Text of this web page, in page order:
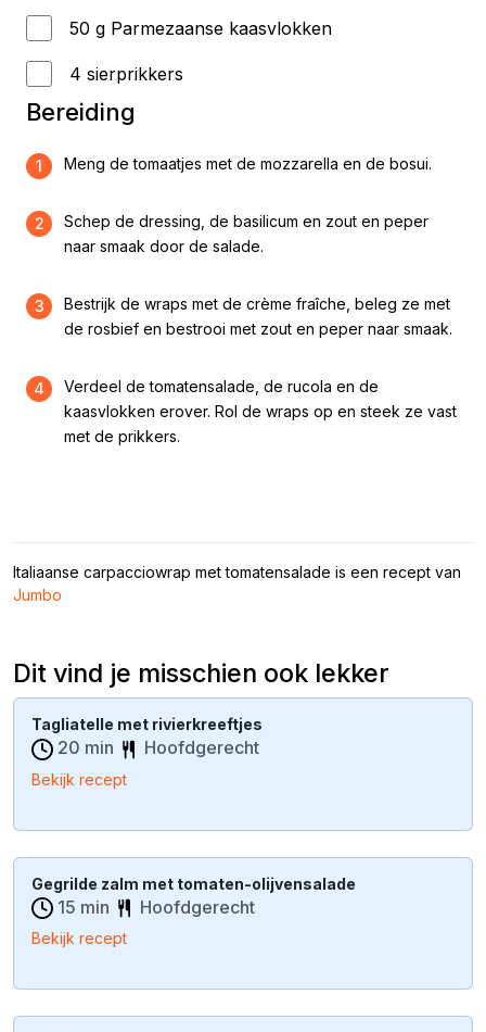
50 g Parmezaanse kaasvlokken
4 sierprikkers
Bereiding
1 Meng de tomaatjes met de mozzarella en de bosui.
2
Schep de dressing, de basilicum en zout en peper
naar smaak door de salade.
3
Bestrijk de wraps met de crème fraîche, beleg ze met
de rosbief en bestrooi met zout en peper naar smaak.
4
Verdeel de tomatensalade, de rucola en de
kaasvlokken erover. Rol de wraps op en steek ze vast
met de prikkers.
Italiaanse carpacciowrap met tomatensalade is een recept van
Jumbo
Dit vind je misschien ook lekker
Tagliatelle met rivierkreeftjes
20 min Hoofdgerecht
Bekijk recept
Gegrilde zalm met tomaten-olijvensalade
15 min Hoofdgerecht
Bekijk recept